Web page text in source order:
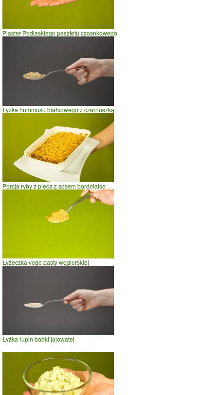
Plaster Podlaskiego pasztetu czosnkowego
Łyżka hummusu białkowego z czarnuszką
Porcja ryby z pieca z sosem bordelaise
Łyżeczka vege pasty węgierskiej
Łyżka łupin babki jajowatej